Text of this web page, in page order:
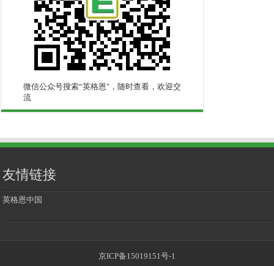
微信公众号搜索“英格恩"，随时查看，欢迎交
流
友情链接
英格恩中国
京ICP备15019151号-1